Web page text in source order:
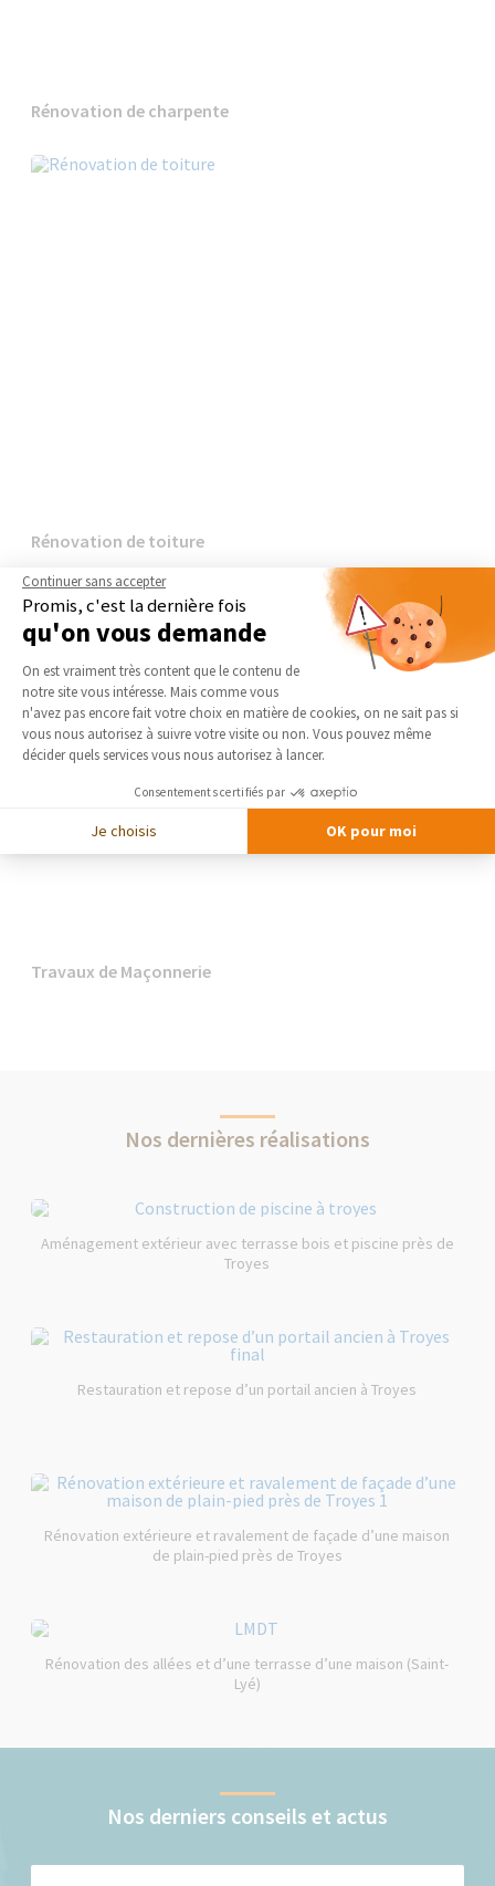
Rénovation de charpente
Rénovation de toiture
Travaux de Maçonnerie
Nos dernières réalisations
Aménagement extérieur avec terrasse bois et piscine près de
Troyes
Restauration et repose d’un portail ancien à Troyes
Rénovation extérieure et ravalement de façade d’une maison
de plain-pied près de Troyes
Rénovation des allées et d’une terrasse d’une maison (Saint-
Lyé)
Nos derniers conseils et actus
Continuer sans accepter
Promis, c'est la dernière fois
qu'on vous demande
Plateforme de Gestion du
On est vraiment très content que le contenu de
notre site vous intéresse. Mais comme vous
n'avez pas encore fait votre choix en matière de cookies, on ne sait pas si
vous nous autorisez à suivre votre visite ou non. Vous pouvez même
décider quels services vous nous autorisez à lancer.
Consentements certifiés par
Je choisis OK pour moi
Axeptio consent